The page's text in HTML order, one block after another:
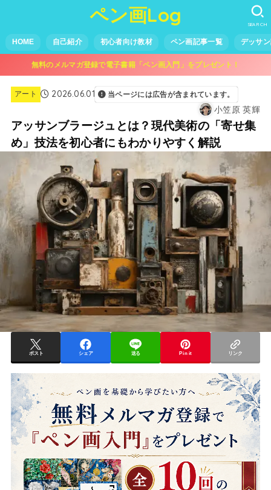
ペン画Log
HOME 自己紹介 初心者向け教材 ペン画記事一覧 デッサ
SEARCH
無料のメルマガ登録で電子書籍「ペン画入門」をプレゼント！
アート 2026.06.01 当ページには広告が含まれています。
小笠原 英輝
アッサンブラージュとは？現代美術の「寄せ集
め」技法を初心者にもわかりやすく解説
ポスト シェア 送る Pin it リンク